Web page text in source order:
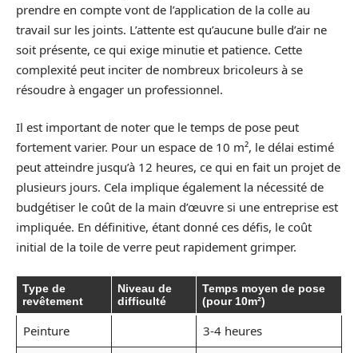
prendre en compte vont de l’application de la colle au
travail sur les joints. L’attente est qu’aucune bulle d’air ne
soit présente, ce qui exige minutie et patience. Cette
complexité peut inciter de nombreux bricoleurs à se
résoudre à engager un professionnel.
Il est important de noter que le temps de pose peut
fortement varier. Pour un espace de 10 m², le délai estimé
peut atteindre jusqu’à 12 heures, ce qui en fait un projet de
plusieurs jours. Cela implique également la nécessité de
budgétiser le coût de la main d’œuvre si une entreprise est
impliquée. En définitive, étant donné ces défis, le coût
initial de la toile de verre peut rapidement grimper.
Type de
revêtement
Niveau de
difficulté
Temps moyen de pose
(pour 10m²)
Peinture
3-4 heures